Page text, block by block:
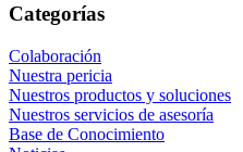
Categorías
Colaboración
Nuestra pericia
Nuestros productos y soluciones
Nuestros servicios de asesoría
Base de Conocimiento